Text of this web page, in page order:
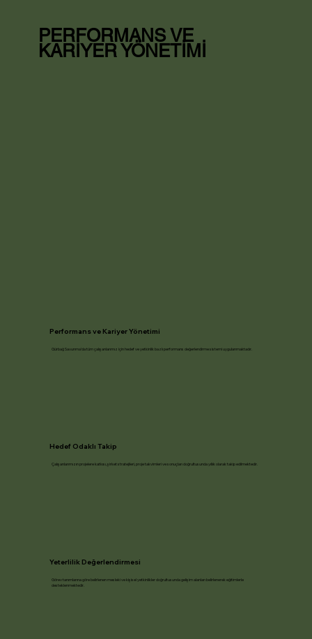
PERFORMANS VE
KARİYER YÖNETİMİ
Performans ve Kariyer Yönetimi
Gürbağ Savunma’da tüm çalışanlarımız için hedef ve yetkinlik bazlı performans değerlendirme sistemi uygulanmaktadır.
Hedef Odaklı Takip
Çalışanlarımızın projelere katkısı, şirket stratejileri, proje takvimleri ve sonuçları doğrultusunda yıllık olarak takip edilmektedir.
Yeterlilik Değerlendirmesi
Görev tanımlarına göre belirlenen mesleki ve kişisel yetkinlikler doğrultusunda gelişim alanları belirlenerek eğitimlerle
desteklenmektedir.